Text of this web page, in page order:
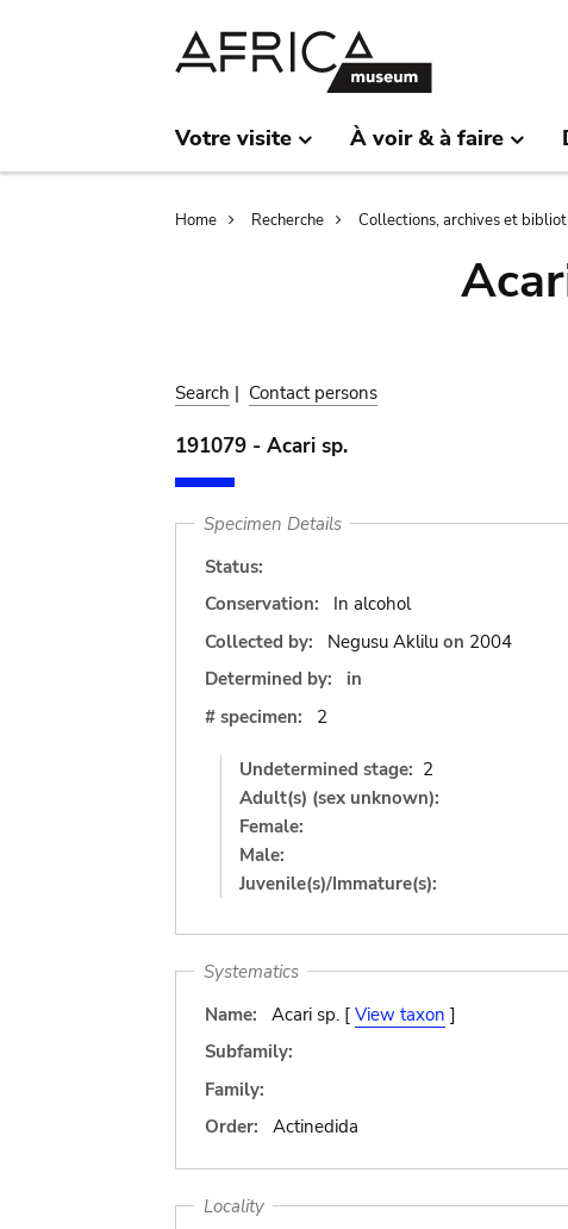
Votre visite À voir & à faire
Breadcrumb
Home Recherche Collections, archives et
Search | Contact persons
191079 - Acari sp.
Specimen Details
Status:
Conservation:
In alcohol
Collected by:
Negusu Aklilu on 2004
Determined by:
in
# specimen:
2
Undetermined stage: 2
Adult(s) (sex unknown):
Female:
Male:
Juvenile(s)/Immature(s):
Systematics
Name:
Acari sp. [ View taxon ]
Subfamily:
Family:
Order:
Actinedida
Locality